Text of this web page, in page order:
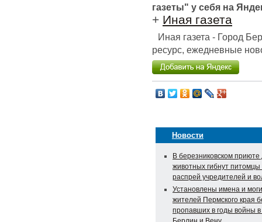
газеты" у себя на
+ Иная газета
Иная газета - Город
ресурс, ежедневные
Новости
В березниковском приюте
животных гибнут питомцы
распрей учредителей и
Установлены имена и
жителей Пермского края
пропавших в годы войны в